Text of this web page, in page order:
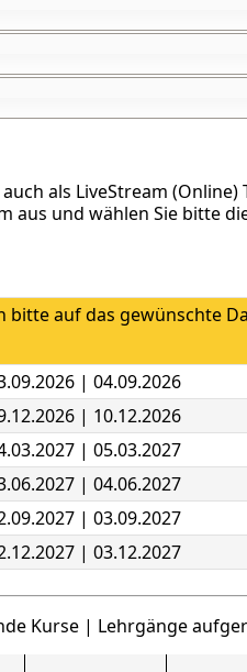
als LiveStream (Online)
aus und wählen Sie bitte
bitte auf das gewünschte
| 04.09.2026
| 10.12.2026
| 05.03.2027
| 04.06.2027
| 03.09.2027
| 03.12.2027
Kurse | Lehrgänge